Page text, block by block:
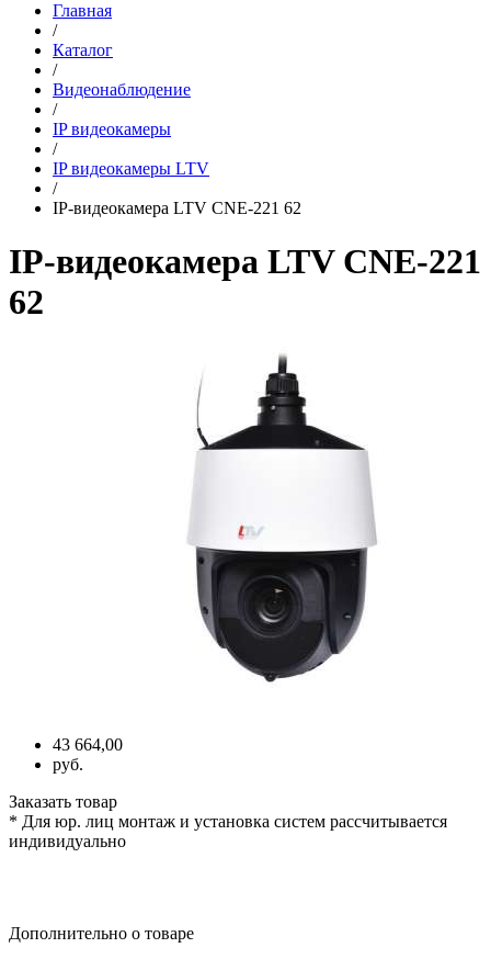
Главная
/
Каталог
/
Видеонаблюдение
/
IP видеокамеры
/
IP видеокамеры LTV
/
IP-видеокамера LTV CNE-221 62
IP-видеокамера LTV CNE-221
62
43 664,00
руб.
Заказать товар
* Для юр. лиц монтаж и установка систем рассчитывается
индивидуально
Дополнительно о товаре